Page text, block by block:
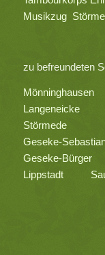
Musikzug
zu befreundeten
Mönninghausen
Langeneicke
Störmede
Geseke-
Lippstadt